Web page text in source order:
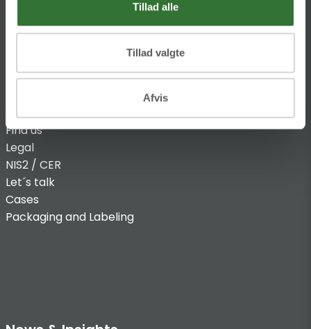
Tillad alle
Tillad valgte
Afvis
Find us
Legal
NIS2 / CER
Let´s talk
Cases
Packaging and Labeling